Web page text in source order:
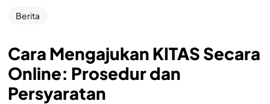
Berita
Cara Mengajukan KITAS Secara
Online: Prosedur dan
Persyaratan